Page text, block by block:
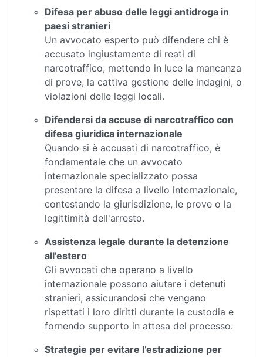
Difesa per abuso delle leggi antidroga in
paesi stranieri
Un avvocato esperto può difendere chi è
accusato ingiustamente di reati di
narcotraffico, mettendo in luce la mancanza
di prove, la cattiva gestione delle indagini, o
violazioni delle leggi locali.
Difendersi da accuse di narcotraffico con
difesa giuridica internazionale
Quando si è accusati di narcotraffico, è
fondamentale che un avvocato
internazionale specializzato possa
presentare la difesa a livello internazionale,
contestando la giurisdizione, le prove o la
legittimità dell'arresto.
Assistenza legale durante la detenzione
all'estero
Gli avvocati che operano a livello
internazionale possono aiutare i detenuti
stranieri, assicurandosi che vengano
rispettati i loro diritti durante la custodia e
fornendo supporto in attesa del processo.
Strategie per evitare l’estradizione per